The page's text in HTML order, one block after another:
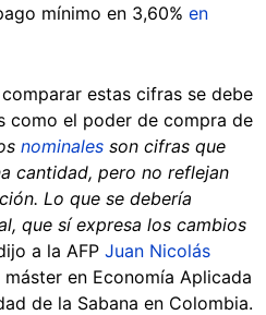
mínimo en 3,60% en
estas cifras se debe
como el poder de compra de
nominales son cifras que
cantidad, pero no reflejan
Lo que se debería
que sí expresa los cambios
a la AFP Juan Nicolás
en Economía Aplicada
de la Sabana en Colombia.